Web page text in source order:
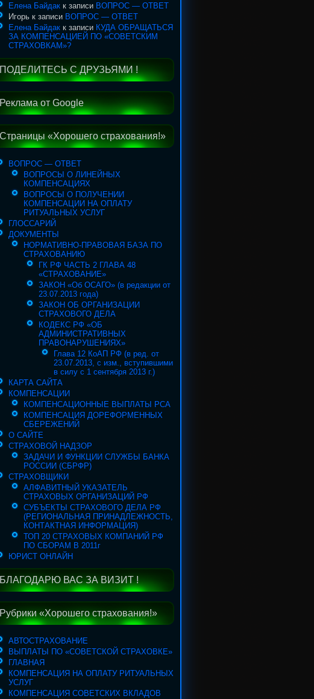
Елена Байдак к записи ВОПРОС — ОТВЕТ
Игорь к записи ВОПРОС — ОТВЕТ
Елена Байдак к записи КУДА ОБРАЩАТЬСЯ
ЗА КОМПЕНСАЦИЕЙ ПО «СОВЕТСКИМ
СТРАХОВКАМ»?
ПОДЕЛИТЕСЬ С ДРУЗЬЯМИ !
Реклама от Google
Страницы «Хорошего страхования!»
ВОПРОС — ОТВЕТ
ВОПРОСЫ О ЛИНЕЙНЫХ
КОМПЕНСАЦИЯХ
ВОПРОСЫ О ПОЛУЧЕНИИ
КОМПЕНСАЦИИ НА ОПЛАТУ
РИТУАЛЬНЫХ УСЛУГ
ГЛОССАРИЙ
ДОКУМЕНТЫ
НОРМАТИВНО-ПРАВОВАЯ БАЗА ПО
СТРАХОВАНИЮ
ГК РФ ЧАСТЬ 2 ГЛАВА 48
«СТРАХОВАНИЕ»
ЗАКОН «Об ОСАГО» (в редакции от
23.07.2013 года)
ЗАКОН ОБ ОРГАНИЗАЦИИ
СТРАХОВОГО ДЕЛА
КОДЕКС РФ «ОБ
АДМИНИСТРАТИВНЫХ
ПРАВОНАРУШЕНИЯХ»
Глава 12 КоАП РФ (в ред. от
23.07.2013, с изм., вступившими
в силу с 1 сентября 2013 г.)
КАРТА САЙТА
КОМПЕНСАЦИИ
КОМПЕНСАЦИОННЫЕ ВЫПЛАТЫ РСА
КОМПЕНСАЦИЯ ДОРЕФОРМЕННЫХ
СБЕРЕЖЕНИЙ
О САЙТЕ
СТРАХОВОЙ НАДЗОР
ЗАДАЧИ И ФУНКЦИИ СЛУЖБЫ БАНКА
РОССИИ (СБРФР)
СТРАХОВЩИКИ
АЛФАВИТНЫЙ УКАЗАТЕЛЬ
СТРАХОВЫХ ОРГАНИЗАЦИЙ РФ
СУБЪЕКТЫ СТРАХОВОГО ДЕЛА РФ
(РЕГИОНАЛЬНАЯ ПРИНАДЛЕЖНОСТЬ,
КОНТАКТНАЯ ИНФОРМАЦИЯ)
ТОП 20 СТРАХОВЫХ КОМПАНИЙ РФ
ПО СБОРАМ В 2011г
ЮРИСТ ОНЛАЙН
БЛАГОДАРЮ ВАС ЗА ВИЗИТ !
Рубрики «Хорошего страхования!»
АВТОСТРАХОВАНИЕ
ВЫПЛАТЫ ПО «СОВЕТСКОЙ СТРАХОВКЕ»
ГЛАВНАЯ
КОМПЕНСАЦИЯ НА ОПЛАТУ РИТУАЛЬНЫХ
УСЛУГ
КОМПЕНСАЦИЯ СОВЕТСКИХ ВКЛАДОВ